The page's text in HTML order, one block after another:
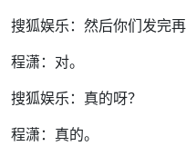
搜狐娱乐：然后你们发完再
程潇：对。
搜狐娱乐：真的呀？
程潇：真的。